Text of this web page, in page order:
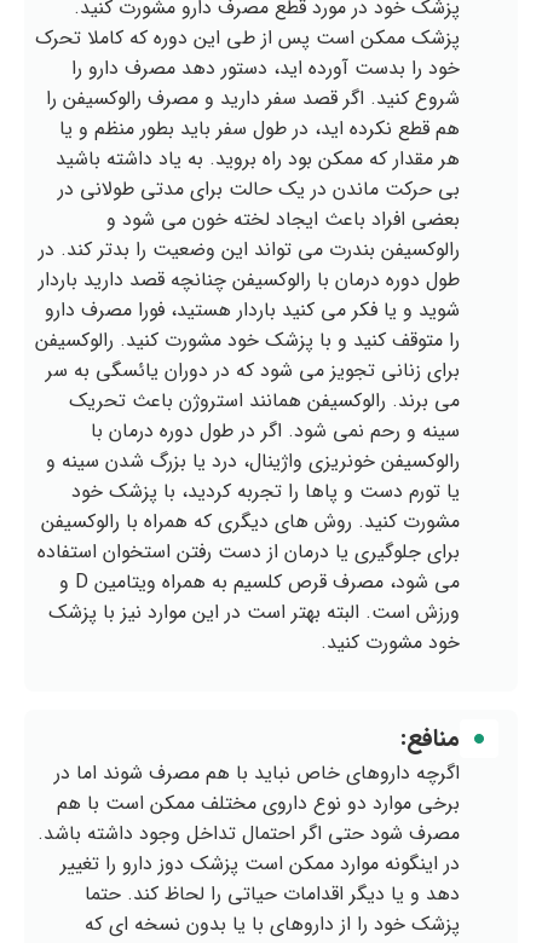
پزشک خود در مورد قطع مصرف دارو مشورت کنید.
پزشک ممکن است پس از طی این دوره که کاملا تحرک
خود را بدست آورده اید، دستور دهد مصرف دارو را
شروع کنید. اگر قصد سفر دارید و مصرف رالوکسیفن را
هم قطع نکرده اید، در طول سفر باید بطور منظم و یا
هر مقدار که ممکن بود راه بروید. به یاد داشته باشید
بی حرکت ماندن در یک حالت برای مدتی طولانی در
بعضی افراد باعث ایجاد لخته خون می شود و
رالوکسیفن بندرت می تواند این وضعیت را بدتر کند. در
طول دوره درمان با رالوکسیفن چنانچه قصد دارید باردار
شوید و یا فکر می کنید باردار هستید، فورا مصرف دارو
را متوقف کنید و با پزشک خود مشورت کنید. رالوکسیفن
برای زنانی تجویز می شود که در دوران یائسگی به سر
می برند. رالوکسیفن همانند استروژن باعث تحریک
سینه و رحم نمی شود. اگر در طول دوره درمان با
رالوکسیفن خونریزی واژینال، درد یا بزرگ شدن سینه و
یا تورم دست و پاها را تجربه کردید، با پزشک خود
مشورت کنید. روش های دیگری که همراه با رالوکسیفن
برای جلوگیری یا درمان از دست رفتن استخوان استفاده
می شود، مصرف قرص کلسیم به همراه ویتامین ‪D‬ و
ورزش است. البته بهتر است در این موارد نیز با پزشک
خود مشورت کنید.
منافع:
اگرچه داروهای خاص نباید با هم مصرف شوند اما در
برخی موارد دو نوع داروی مختلف ممکن است با هم
مصرف شود حتی اگر احتمال تداخل وجود داشته باشد.
در اینگونه موارد ممکن است پزشک دوز دارو را تغییر
دهد و یا دیگر اقدامات حیاتی را لحاظ کند. حتما
پزشک خود را از داروهای با یا بدون نسخه ای که